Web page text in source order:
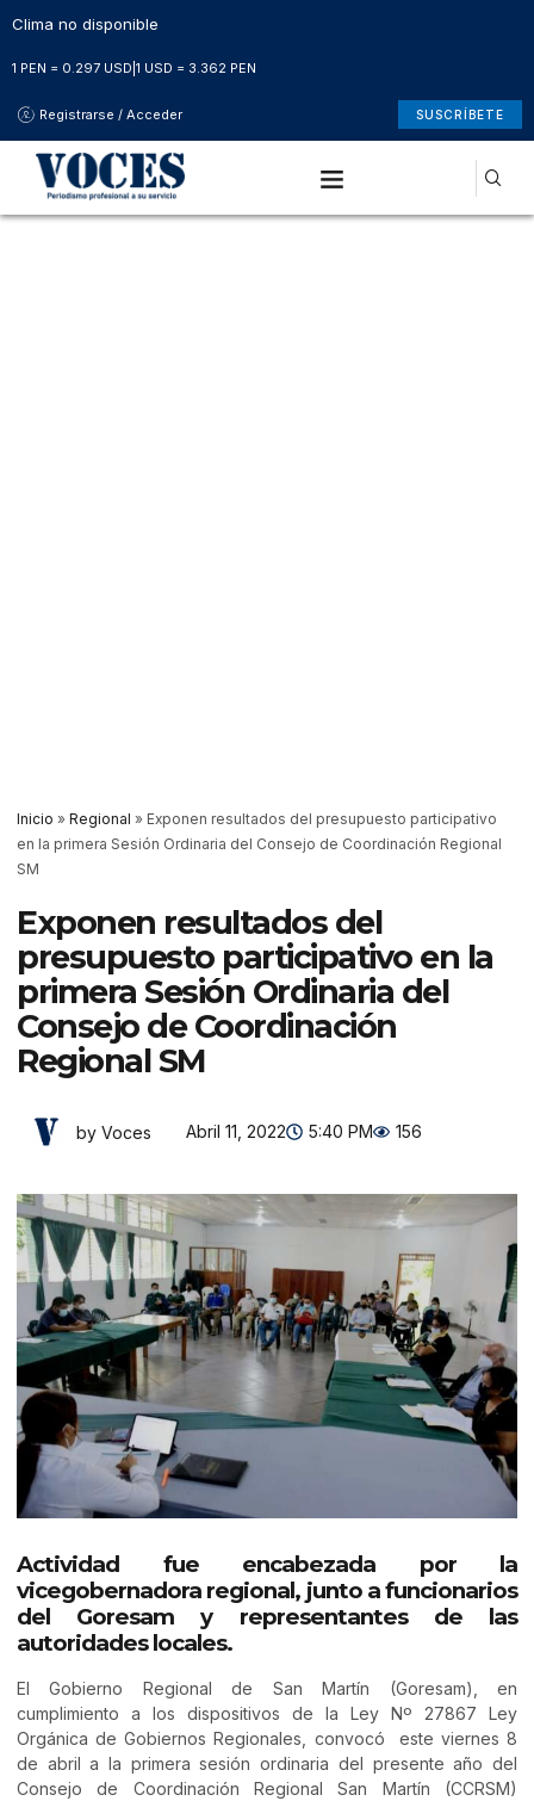
Clima no disponible
1 PEN = 0.297 USD 1 USD = 3.362 PEN
Registrarse / Acceder SUSCRÍBETE
Inicio » Regional » Exponen resultados del presupuesto participativo
en la primera Sesión Ordinaria del Consejo de Coordinación Regional
SM
Exponen resultados del
presupuesto participativo en la
primera Sesión Ordinaria del
Consejo de Coordinación
Regional SM
by Voces Abril 11, 2022 5:40 PM 156
Actividad fue encabezada por la
vicegobernadora regional, junto a funcionarios
del Goresam y representantes de las
autoridades locales.
El Gobierno Regional de San Martín (Goresam), en
cumplimiento a los dispositivos de la Ley Nº 27867 Ley
Orgánica de Gobiernos Regionales, convocó este viernes 8
de abril a la primera sesión ordinaria del presente año del
Consejo de Coordinación Regional San Martín (CCRSM)